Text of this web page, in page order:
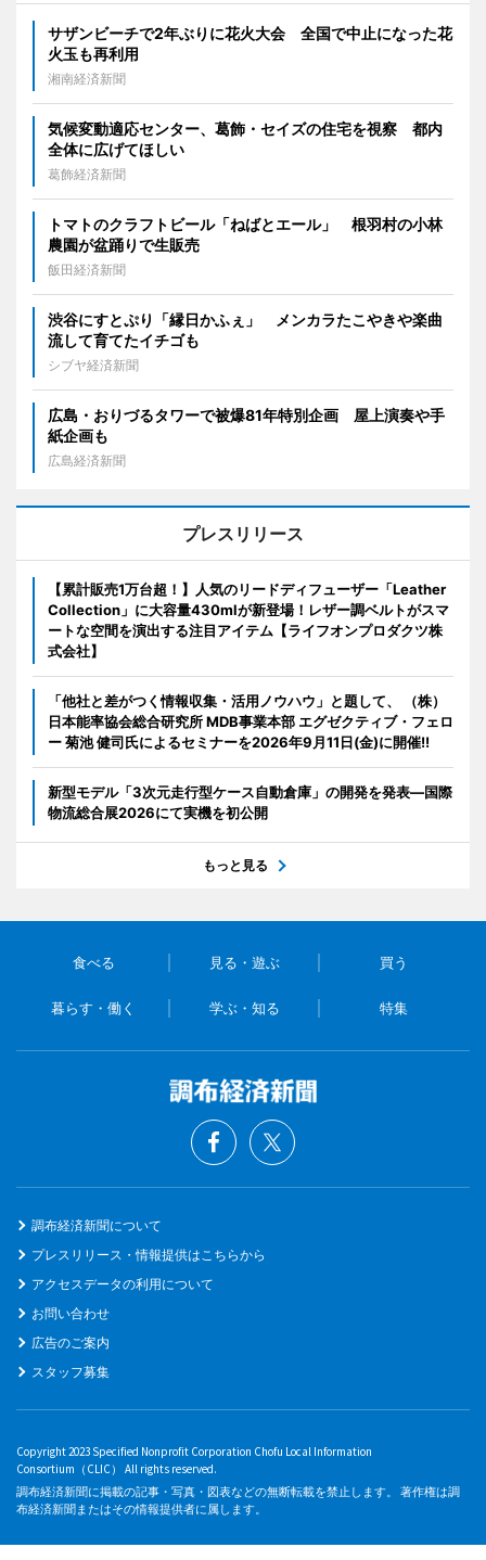
サザンビーチで2年ぶりに花火大会 全国で中止になった花
火玉も再利用
湘南経済新聞
気候変動適応センター、葛飾・セイズの住宅を視察 都内
全体に広げてほしい
葛飾経済新聞
トマトのクラフトビール「ねばとエール」 根羽村の小林
農園が盆踊りで生販売
飯田経済新聞
渋谷にすとぷり「縁日かふぇ」 メンカラたこやきや楽曲
流して育てたイチゴも
シブヤ経済新聞
広島・おりづるタワーで被爆81年特別企画 屋上演奏や手
紙企画も
広島経済新聞
プレスリリース
【累計販売1万台超！】人気のリードディフューザー「Leather
Collection」に大容量430mlが新登場！レザー調ベルトがスマ
ートな空間を演出する注目アイテム【ライフオンプロダクツ株
式会社】
「他社と差がつく情報収集・活用ノウハウ」と題して、 （株）
日本能率協会総合研究所 MDB事業本部 エグゼクティブ・フェロ
ー 菊池 健司氏によるセミナーを2026年9月11日(金)に開催!!
新型モデル「3次元走行型ケース自動倉庫」の開発を発表―国際
物流総合展2026にて実機を初公開
もっと見る
食べる 見る・遊ぶ 買う
暮らす・働く 学ぶ・知る 特集
調布経済新聞について
プレスリリース・情報提供はこちらから
アクセスデータの利用について
お問い合わせ
広告のご案内
スタッフ募集
Copyright 2023 Specified Nonprofit Corporation Chofu Local Information
Consortium（CLIC） All rights reserved.
調布経済新聞に掲載の記事・写真・図表などの無断転載を禁止します。 著作権は調
布経済新聞またはその情報提供者に属します。